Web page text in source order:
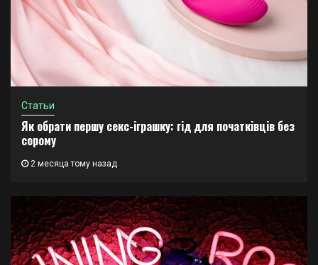
Статьи
Як обрати першу секс-іграшку: гід для початківців без
сорому
2 месяца тому назад